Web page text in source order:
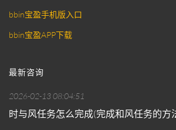
bbin宝盈手机版入口
bbin宝盈APP下载
最新咨询
2026-02-13 08:04:51
时与风任务怎么完成(完成和风任务的方